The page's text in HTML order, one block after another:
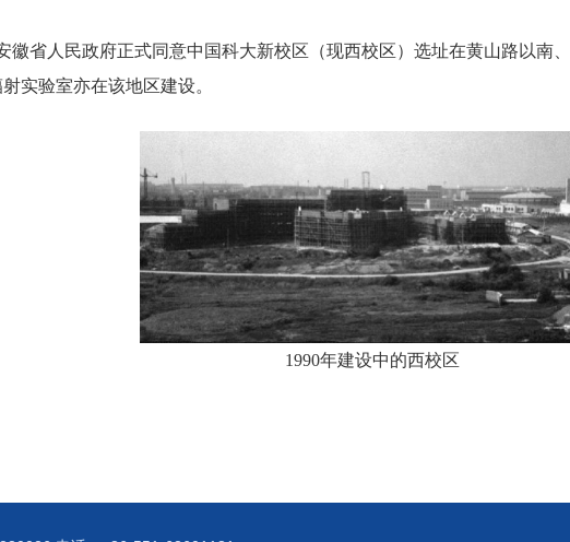
徽省人民政府正式同意中国科大新校区（现西校区）选址在黄山路以南
实验室亦在该地区建设。
1990年建设中的西校区